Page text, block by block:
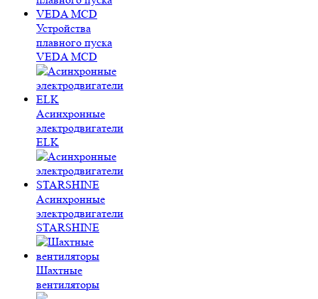
Устройства
плавного пуска
VEDA MCD
Асинхронные
электродвигатели
ELK
Асинхронные
электродвигатели
STARSHINE
Шахтные
вентиляторы